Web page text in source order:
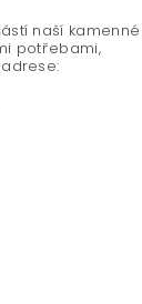
naší kamenné
potřebami,